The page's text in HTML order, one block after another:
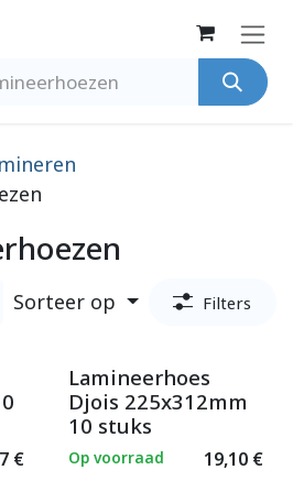
Sorteer op Filters
€
Lamineerhoes
Djois 225x312mm
10 stuks
19,10€
Op voorraad